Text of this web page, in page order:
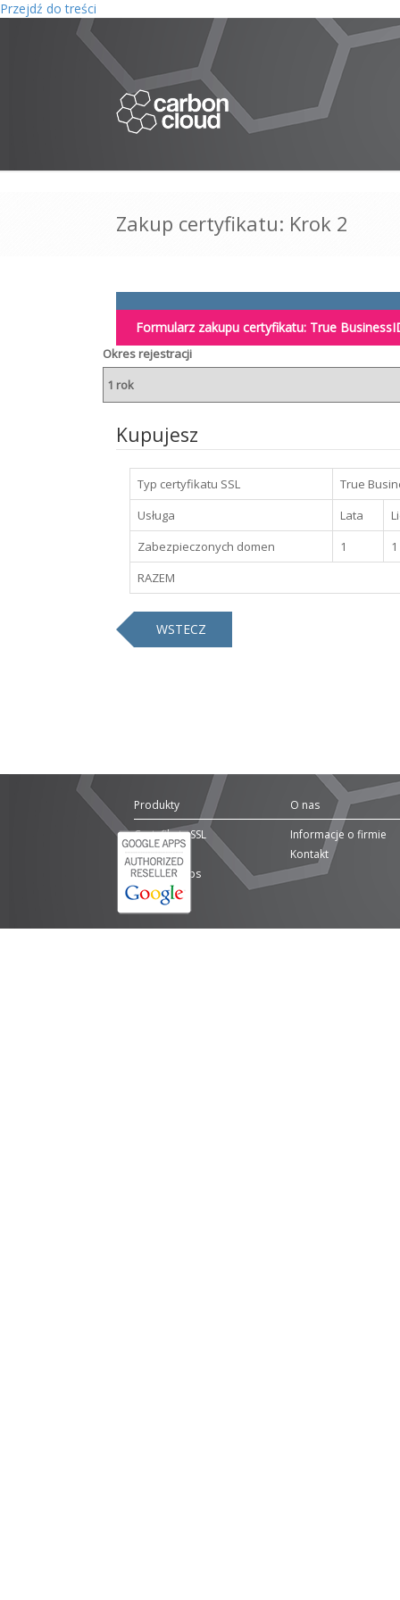
Przejdź do treści
Zakup certyfikatu: Krok 2
Formularz zakupu certyfikatu: True
Okres rejestracji
Kupujesz
Typ certyfikatu SSL
True
Usługa
Lata
Zabezpieczonych domen
1
1
RAZEM
Produkty
Certyfikaty SSL
Domeny
Google Apps
O nas
Informacje o firmie
Kontakt